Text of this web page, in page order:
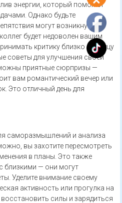
энергии, который поможет
Однако будьте
могут возникнуть на
будет недоволен вашим
критику близко к сердцу
советы для улучшения своей
приятные сюрпризы —
вам романтический вечер или
Это отличный день для
саморазмышлений и анализа
вы захотите пересмотреть
в планы. Это также
близкими — они могут
Уделите внимание своему
активность или прогулка на
силы и зарядиться